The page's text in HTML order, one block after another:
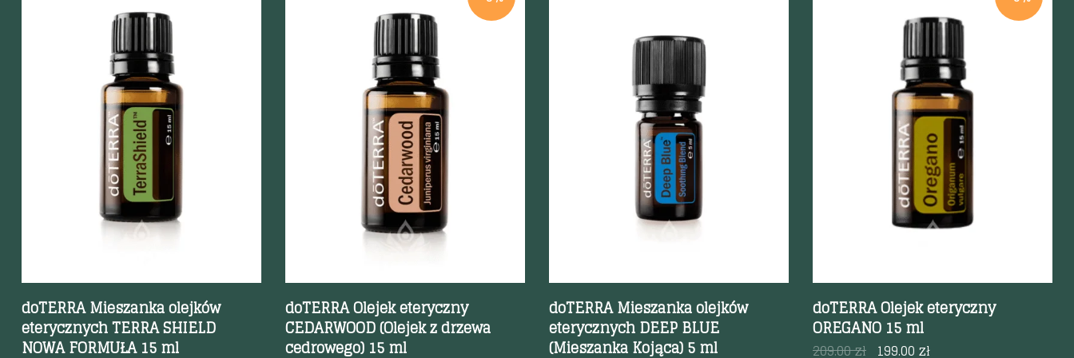
Szybki podgląd
doTERRA Mieszanka olejków
eterycznych TERRA SHIELD
NOWA FORMUŁA 15 ml
Szybki podgląd
doTERRA Olejek eteryczny
CEDARWOOD (Olejek z drzewa
cedrowego) 15 ml
Szybki podgląd
doTERRA Mieszanka olejków
eterycznych DEEP BLUE
(Mieszanka Kojąca) 5 ml
Szybki podgląd
doTERRA Olejek eteryczny
OREGANO 15 ml
209.00zł 199.00 zł